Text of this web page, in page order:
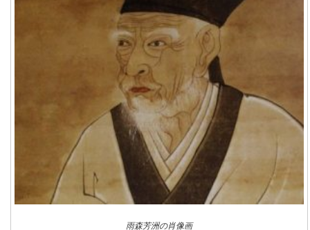
雨森芳洲の肖像画